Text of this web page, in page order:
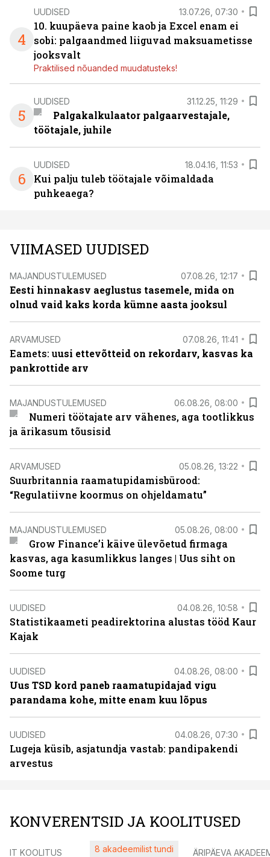
4
UUDISED 13.07.26, 07:30
10. kuupäeva paine kaob ja Excel enam ei
sobi: palgaandmed liiguvad maksuametisse
jooksvalt
Praktilised nõuanded muudatusteks!
5
UUDISED 31.12.25, 11:29
Palgakalkulaator palgaarvestajale,
töötajale, juhile
6
UUDISED 18.04.16, 11:53
Kui palju tuleb töötajale võimaldada
puhkeaega?
VIIMASED UUDISED
MAJANDUSTULEMUSED 07.08.26, 12:17
Eesti hinnakasv aeglustus tasemele, mida on
olnud vaid kaks korda kümne aasta jooksul
ARVAMUSED 07.08.26, 11:41
Eamets: uusi ettevõtteid on rekordarv, kasvas ka
pankrottide arv
MAJANDUSTULEMUSED 06.08.26, 08:00
Numeri töötajate arv vähenes, aga tootlikkus
ja ärikasum tõusisid
ARVAMUSED 05.08.26, 13:22
Suurbritannia raamatupidamisbürood:
“Regulatiivne koormus on ohjeldamatu”
MAJANDUSTULEMUSED 05.08.26, 08:00
Grow Finance’i käive ülevõetud firmaga
kasvas, aga kasumlikkus langes | Uus siht on
Soome turg
UUDISED 04.08.26, 10:58
Statistikaameti peadirektorina alustas tööd Kaur
Kajak
UUDISED 04.08.26, 08:00
Uus TSD kord paneb raamatupidajad vigu
parandama kohe, mitte enam kuu lõpus
UUDISED 04.08.26, 07:30
Lugeja küsib, asjatundja vastab: pandipakendi
arvestus
KONVERENTSID JA KOOLITUSED
IT KOOLITUS 8 akadeemilist tundi ÄRIPÄEVA